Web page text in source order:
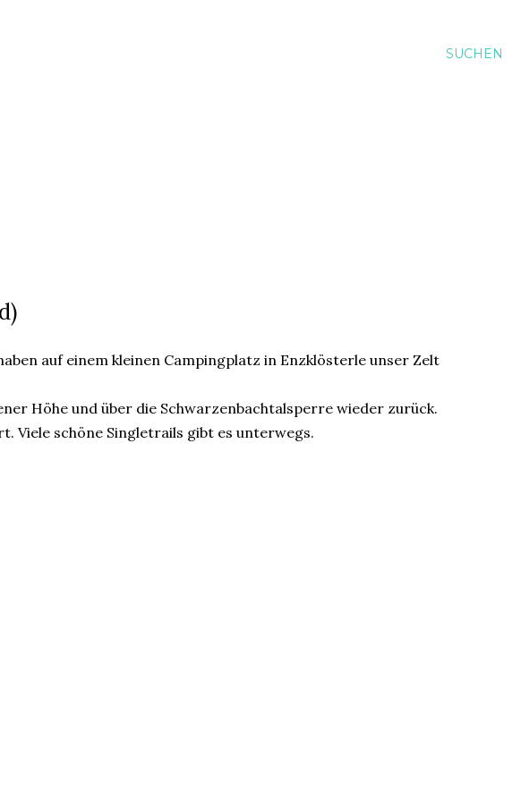
SUCHEN
auf einem kleinen Campingplatz in Enzklösterle unser Zelt
Höhe und über die Schwarzenbachtalsperre wieder zurück.
Viele schöne Singletrails gibt es unterwegs.